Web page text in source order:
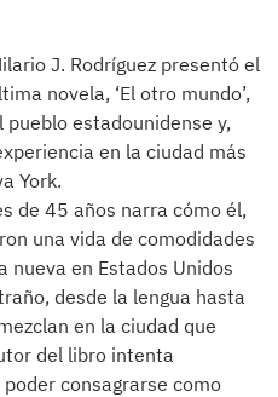
J. Rodríguez presentó el
novela, ‘El otro mundo’,
estadounidense y,
en la ciudad más
York.
de 45 años narra cómo él,
una vida de comodidades
nueva en Estados Unidos
desde la lengua hasta
en la ciudad que
del libro intenta
consagrarse como